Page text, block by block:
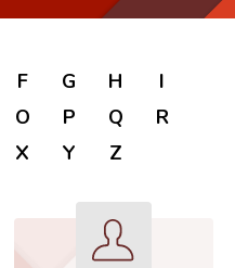
F G H
I
O P Q
R
X Y Z